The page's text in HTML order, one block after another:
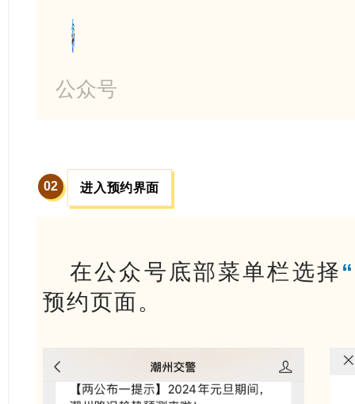
公众号
02 进入预约界面
在公众号底部菜单栏选择
预约页面。